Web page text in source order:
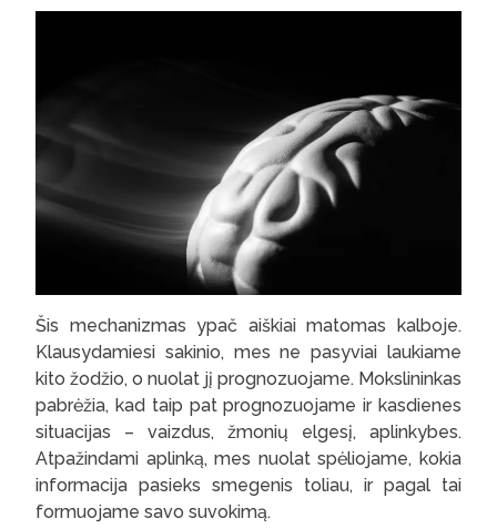
Šis mechanizmas ypač aiškiai matomas kalboje.
Klausydamiesi sakinio, mes ne pasyviai laukiame
kito žodžio, o nuolat jį prognozuojame. Mokslininkas
pabrėžia, kad taip pat prognozuojame ir kasdienes
situacijas – vaizdus, žmonių elgesį, aplinkybes.
Atpažindami aplinką, mes nuolat spėliojame, kokia
informacija pasieks smegenis toliau, ir pagal tai
formuojame savo suvokimą.